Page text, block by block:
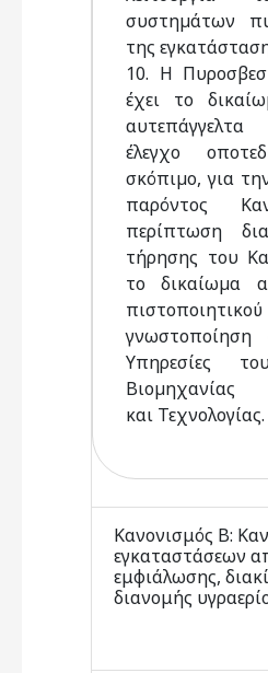
συστηµάτων
της
10. Η
έχει το
αυτεπάγγελτα
έλεγχο
σκόπιµο, για
παρόντος
περίπτωση
τήρησης του
το δικαίωµα
γνωστοποίηση
Υπηρεσίες
και Τεχνολογίας.
Κανονισμός Β:
εγκαταστάσεων
εμφιάλωσης,
διανομής